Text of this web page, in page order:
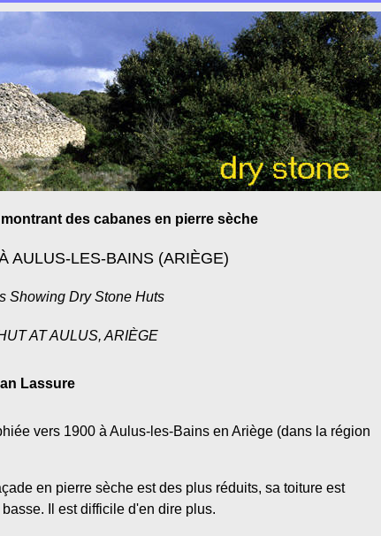
des cabanes en pierre sèche
AULUS-LES-BAINS (ARIÈGE)
Showing Dry Stone Huts
AT AULUS, ARIÈGE
Lassure
vers 1900 à Aulus-les-Bains en Ariège (dans la région
en pierre sèche est des plus réduits, sa toiture est
Il est difficile d'en dire plus.